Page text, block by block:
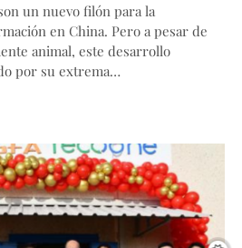
un nuevo filón para la
en China. Pero a pesar de
animal, este desarrollo
por su extrema…